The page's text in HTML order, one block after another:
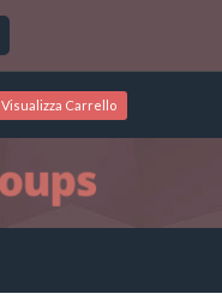
Visualizza Carrello